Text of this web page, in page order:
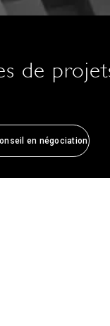
de
en négociation